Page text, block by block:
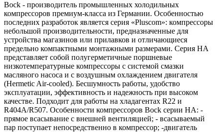
Bock - производитель промышленных холодильных
компрессоров премиум-класса из Германии. Особенностью
последних разработок является серия «Pluscom»: компрессоры
небольшой производительности, предназначенные для
устройства магазинов или прилавков и отличающиеся
предельно компактными монтажными размерами. Серия HA
представляет собой полугерметичные поршневые
низкотемпературные компрессоры с системой смазки
масляного насоса и с воздушным охлаждением двигателя
(Hermetic Air-cooled). Бесшумность работы, удобство
эксплуатации, эффективность и надежность при высоком
качестве. Подходит для работы на хладагентах R22 и
R404A/R507. Особенности компрессоров Bock серии НА: -
прямое всасывание с внешней вентиляцией; - всасываемый
пар поступает непосредственно в компрессор; -двигатель